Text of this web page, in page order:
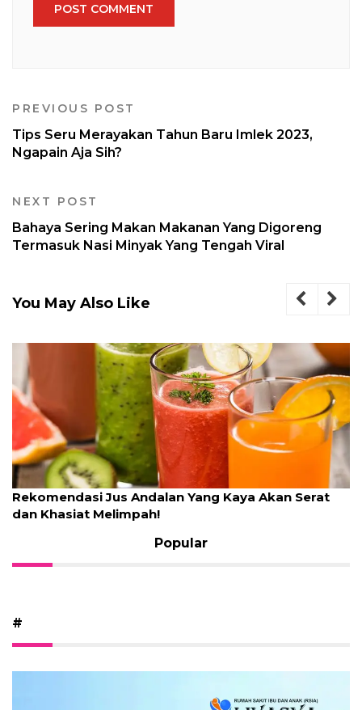
PREVIOUS POST
Tips Seru Merayakan Tahun Baru Imlek 2023,
Ngapain Aja Sih?
NEXT POST
Bahaya Sering Makan Makanan Yang Digoreng
Termasuk Nasi Minyak Yang Tengah Viral
You May Also Like
Rekomendasi Jus Andalan Yang Kaya Akan Serat
dan Khasiat Melimpah!
Popular
#